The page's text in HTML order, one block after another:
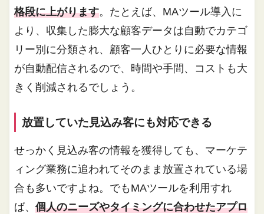
格段に上がります。たとえば、MAツール導入に
より、収集した膨大な顧客データは自動でカテゴ
リー別に分類され、顧客一人ひとりに必要な情報
が自動配信されるので、時間や手間、コストも大
きく削減されるでしょう。
放置していた見込み客にも対応できる
せっかく見込み客の情報を獲得しても、マーケテ
ィング業務に追われてそのまま放置されている場
合も多いですよね。でもMAツールを利用すれ
ば、個人のニーズやタイミングに合わせたアプロ